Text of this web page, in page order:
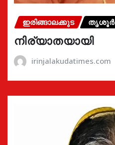
ഇരിങ്ങാലക്കുട തൃശൂർ
നിര്യാതയായി
irinjalakudatimes.com